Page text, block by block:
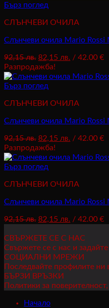
92,15 лв..
Бърз поглед
СЛЪНЧЕВИ ОЧИЛА
Слънчеви очила Mario Rossi
92,15лв. Original
price
was:
92,15 лв..
82,15 лв. Текущата
е:
/ 42.00 €
Разпродажба!
Бърз поглед
СЛЪНЧЕВИ ОЧИЛА
Слънчеви очила Mario Rossi
92,15лв. Original
price
was:
92,15 лв..
82,15 лв. Текущата
е:
/ 42.00 €
Разпродажба!
Бърз поглед
СЛЪНЧЕВИ ОЧИЛА
Слънчеви очила Mario Rossi
92,15лв. Original
was:
92,15 лв..
82,15 лв. Текущата
е:
82,15 лв..
/ 42.00 €
СВЪРЖЕТЕ СЕ С НАС
Свържете се с нас и
СОЦИАЛНИ МРЕЖИ
Последвайте профилите ни
БЪРЗИ ВРЪЗКИ
Политики за
Начало